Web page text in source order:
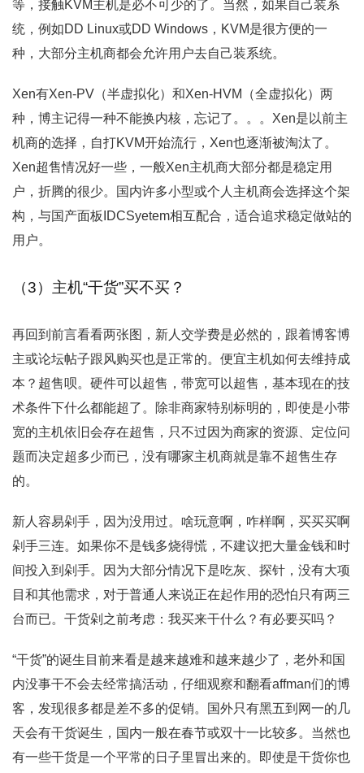
等，接触KVM主机是必不可少的了。当然，如果自己装系
统，例如DD Linux或DD Windows，KVM是很方便的一
种，大部分主机商都会允许用户去自己装系统。
Xen有Xen-PV（半虚拟化）和Xen-HVM（全虚拟化）两
种，博主记得一种不能换内核，忘记了。。。Xen是以前主
机商的选择，自打KVM开始流行，Xen也逐渐被淘汰了。
Xen超售情况好一些，一般Xen主机商大部分都是稳定用
户，折腾的很少。国内许多小型或个人主机商会选择这个架
构，与国产面板IDCSyetem相互配合，适合追求稳定做站的
用户。
（3）主机“干货”买不买？
再回到前言看看两张图，新人交学费是必然的，跟着博客博
主或论坛帖子跟风购买也是正常的。便宜主机如何去维持成
本？超售呗。硬件可以超售，带宽可以超售，基本现在的技
术条件下什么都能超了。除非商家特别标明的，即使是小带
宽的主机依旧会存在超售，只不过因为商家的资源、定位问
题而决定超多少而已，没有哪家主机商就是靠不超售生存
的。
新人容易剁手，因为没用过。啥玩意啊，咋样啊，买买买啊
剁手三连。如果你不是钱多烧得慌，不建议把大量金钱和时
间投入到剁手。因为大部分情况下是吃灰、探针，没有大项
目和其他需求，对于普通人来说正在起作用的恐怕只有两三
台而已。干货剁之前考虑：我买来干什么？有必要买吗？
“干货”的诞生目前来看是越来越难和越来越少了，老外和国
内没事干不会去经常搞活动，仔细观察和翻看affman们的博
客，发现很多都是差不多的促销。国外只有黑五到网一的几
天会有干货诞生，国内一般在春节或双十一比较多。当然也
有一些干货是一个平常的日子里冒出来的。即使是干货你也